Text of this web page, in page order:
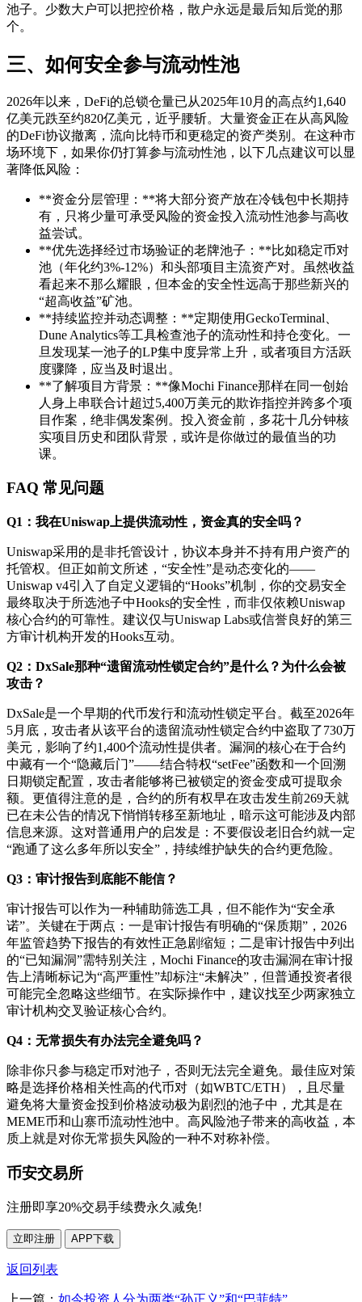
池子。少数大户可以把控价格，散户永远是最后知后觉的那
个。
三、如何安全参与流动性池
2026年以来，DeFi的总锁仓量已从2025年10月的高点约1,640
亿美元跌至约820亿美元，近乎腰斩。大量资金正在从高风险
的DeFi协议撤离，流向比特币和更稳定的资产类别。在这种市
场环境下，如果你仍打算参与流动性池，以下几点建议可以显
著降低风险：
**资金分层管理：**将大部分资产放在冷钱包中长期持
有，只将少量可承受风险的资金投入流动性池参与高收
益尝试。
**优先选择经过市场验证的老牌池子：**比如稳定币对
池（年化约3%-12%）和头部项目主流资产对。虽然收益
看起来不那么耀眼，但本金的安全性远高于那些新兴的
“超高收益”矿池。
**持续监控并动态调整：**定期使用GeckoTerminal、
Dune Analytics等工具检查池子的流动性和持仓变化。一
旦发现某一池子的LP集中度异常上升，或者项目方活跃
度骤降，应当及时退出。
**了解项目方背景：**像Mochi Finance那样在同一创始
人身上串联合计超过5,400万美元的欺诈指控并跨多个项
目作案，绝非偶发案例。投入资金前，多花十几分钟核
实项目历史和团队背景，或许是你做过的最值当的功
课。
FAQ 常见问题
Q1：我在Uniswap上提供流动性，资金真的安全吗？
Uniswap采用的是非托管设计，协议本身并不持有用户资产的
托管权。但正如前文所述，“安全性”是动态变化的——
Uniswap v4引入了自定义逻辑的“Hooks”机制，你的交易安全
最终取决于所选池子中Hooks的安全性，而非仅依赖Uniswap
核心合约的可靠性。建议仅与Uniswap Labs或信誉良好的第三
方审计机构开发的Hooks互动。
Q2：DxSale那种“遗留流动性锁定合约”是什么？为什么会被
攻击？
DxSale是一个早期的代币发行和流动性锁定平台。截至2026年
5月底，攻击者从该平台的遗留流动性锁定合约中盗取了730万
美元，影响了约1,400个流动性提供者。漏洞的核心在于合约
中藏有一个“隐藏后门”——结合特权“setFee”函数和一个回溯
日期锁定配置，攻击者能够将已被锁定的资金变成可提取余
额。更值得注意的是，合约的所有权早在攻击发生前269天就
已在未公告的情况下悄悄转移至新地址，暗示这可能涉及内部
信息来源。这对普通用户的启发是：不要假设老旧合约就一定
“跑通了这么多年所以安全”，持续维护缺失的合约更危险。
Q3：审计报告到底能不能信？
审计报告可以作为一种辅助筛选工具，但不能作为“安全承
诺”。关键在于两点：一是审计报告有明确的“保质期”，2026
年监管趋势下报告的有效性正急剧缩短；二是审计报告中列出
的“已知漏洞”需特别关注，Mochi Finance的攻击漏洞在审计报
告上清晰标记为“高严重性”却标注“未解决”，但普通投资者很
可能完全忽略这些细节。在实际操作中，建议找至少两家独立
审计机构交叉验证核心合约。
Q4：无常损失有办法完全避免吗？
除非你只参与稳定币对池子，否则无法完全避免。最佳应对策
略是选择价格相关性高的代币对（如WBTC/ETH），且尽量
避免将大量资金投到价格波动极为剧烈的池子中，尤其是在
MEME币和山寨币流动性池中。高风险池子带来的高收益，本
质上就是对你无常损失风险的一种不对称补偿。
币安交易所
注册即享20%交易手续费永久减免!
立即注册 APP下载
返回列表
上一篇： 如今投资人分为两类“孙正义”和“巴菲特”